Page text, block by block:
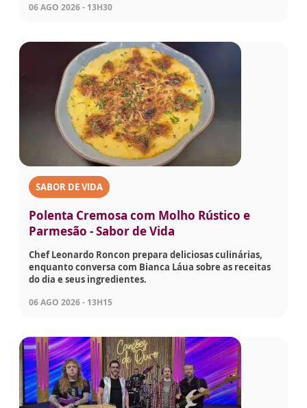
06 AGO 2026 - 13H30
SABOR DE VIDA
Polenta Cremosa com Molho Rústico e
Parmesão - Sabor de Vida
Chef Leonardo Roncon prepara deliciosas culinárias,
enquanto conversa com Bianca Láua sobre as receitas
do dia e seus ingredientes.
06 AGO 2026 - 13H15